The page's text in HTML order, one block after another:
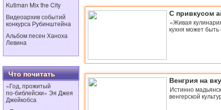
Kutiman Mix the City
Видеоархив событий
конкурса Рубинштейна
Альбом песен Ханоха
Левина
Что почитать
«Год, прожитый
по‑библейски» Эя Джея
Джейкобса
С привкусом
«Живая
кухня может быть
Венгрия на
Истинно
венгерской